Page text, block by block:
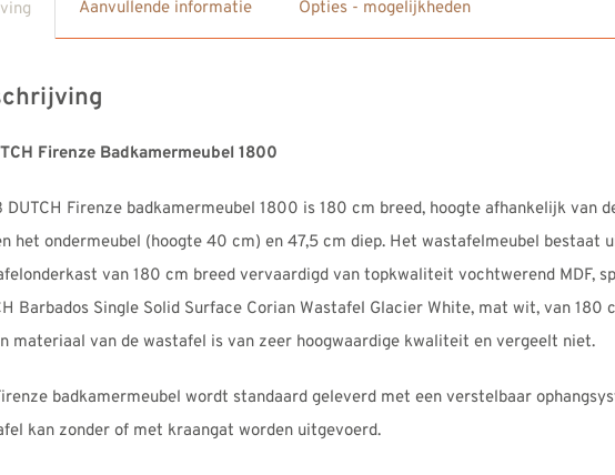
Aanvullende informatie Opties - mogelijkheden
Firenze Badkamermeubel 1800
DUTCH Firenze badkamermeubel 1800 is 180 cm breed, hoogte afhankelijk van
het ondermeubel (hoogte 40 cm) en 47,5 cm diep. Het wastafelmeubel bestaat
van 180 cm breed vervaardigd van topkwaliteit vochtwerend MDF,
Barbados Single Solid Surface Corian Wastafel Glacier White, mat wit, van
materiaal van de wastafel is van zeer hoogwaardige kwaliteit en vergeelt niet.
badkamermeubel wordt standaard geleverd met een verstelbaar
kan zonder of met kraangat worden uitgevoerd.